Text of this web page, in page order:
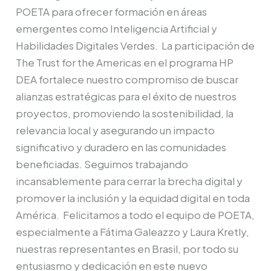
POETA para ofrecer formación en áreas
emergentes como Inteligencia Artificial y
Habilidades Digitales Verdes. La participación de
The Trust for the Americas en el programa HP
DEA fortalece nuestro compromiso de buscar
alianzas estratégicas para el éxito de nuestros
proyectos, promoviendo la sostenibilidad, la
relevancia local y asegurando un impacto
significativo y duradero en las comunidades
beneficiadas. Seguimos trabajando
incansablemente para cerrar la brecha digital y
promover la inclusión y la equidad digital en toda
América. Felicitamos a todo el equipo de POETA,
especialmente a Fátima Galeazzo y Laura Kretly,
nuestras representantes en Brasil, por todo su
entusiasmo y dedicación en este nuevo